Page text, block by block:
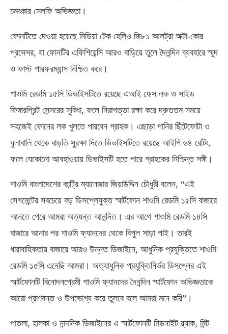
চমৎকার সেলফি অভিজ্ঞতা।
ফোনটিতে দেওয়া হয়েছে মিডিয়া টেক হেলিও জি৮১ আলট্রা অক্টা-কোর
প্রসেসর, যা ফোনটির এফিশিয়েন্সি আরও বাড়িয়ে তুলে দৈনন্দিন ব্যবহারে স্মুদ
ও ফাস্ট পারফরম্যান্স নিশ্চিত করে।
শাওমি রেডমি ১৫সি ডিভাইসটিতে রয়েছে এআই ফেস লক ও সাইড
ফিঙ্গারপ্রিন্ট সেন্সরের সুবিধা, ফলে নিরাপত্তা রক্ষা করে দ্রুততম সময়ে
সহজেই ফোনের লক খুলতে পারবেন গ্রাহক। এছাড়া পানির ছিঁটেফোটা ও
ধুলাবালি থেকে বাড়তি সুরক্ষা দিতে ডিভাইসটিতে রয়েছে আইপি ৬৪ রেটিং,
ফলে যেকোনো আবহাওয়ায় ডিভাইসটি হতে পারে গ্রাহকের নিশ্চিন্ত সঙ্গী।
শাওমি বাংলাদেশের কান্ট্রি ম্যানেজার জিয়াউদ্দিন চৌধুরী বলেন, “এই
সেগমেন্টের সবচেয়ে বড় ডিসপ্লেযুক্ত স্মার্টফোন শাওমি রেডমি ১৫সি বাজারে
আনতে পেরে আমরা অত্যন্ত আনন্দিত। এর আগে শাওমি রেডমি ১৪সি
বাজারে আনার পর শাওমি ফ্যানদের থেকে বিপুল সাড়া পাই। তারই
ধারাবাহিকতায় বাজারে আরও উন্নত ডিজাইনে, আধুনিক প্রযুক্তিতে শাওমি
রেডমি ১৫সি এনেছি আমরা। অত্যাধুনিক প্রযুক্তিনির্ভর ডিসপ্লের এই
স্মার্টফোনটি বিনোদনপ্রেমী শাওমি ফ্যানদের দৈনন্দিন স্মার্টফোন অভিজ্ঞতাকে
আরো প্রাণবন্ত ও উপভোগ্য করে তুলবে বলে আমরা মনে করি”।
পাতলা, হালকা ও নান্দনিক ডিজাইনের এ স্মার্টফোনটি মিডনাইট ব্ল্যাক, মিন্ট